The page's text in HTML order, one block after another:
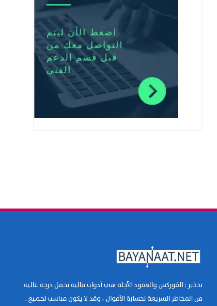
تحذير : الفوركس والعقود الآجلة هي أدوات مالية تحمل درجة عالية
من المخاطر السريعة لخسارة الأموال ، وقد لا يكون مناسب لجميع .